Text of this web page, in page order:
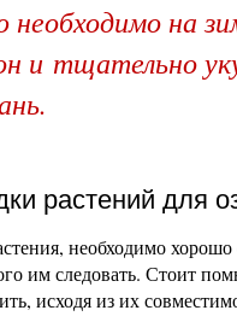
на
и тщательно
растений для
необходимо
им следовать. Стоит
исходя из их